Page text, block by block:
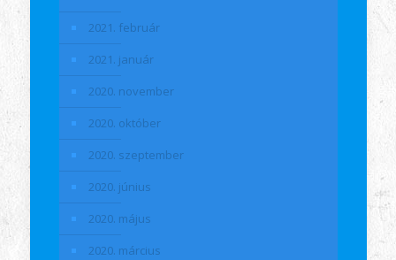
2021. február
2021. január
2020. november
2020. október
2020. szeptember
2020. június
2020. május
2020. március